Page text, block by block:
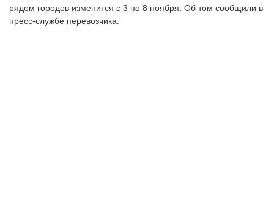
рядом городов изменится с 3 по 8 ноября. Об том сообщили в
пресс-службе перевозчика.